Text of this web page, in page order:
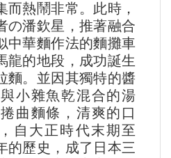
而熱鬧非常。此時，
の潘欽星，推著融合
中華麵作法的麵攤車
龍的地段，成功誕生
麵。並因其獨特的醬
小雜魚乾混合的湯
曲麵條，清爽的口
自大正時代末期至
的歷史，成了日本三